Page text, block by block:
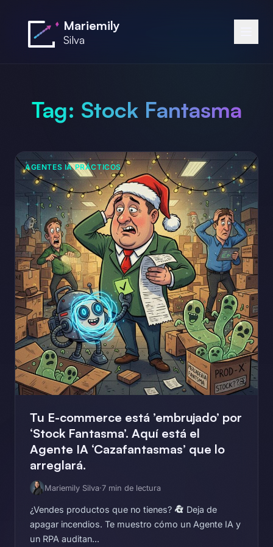
Mariemily
Silva
Tag: Stock Fantasma
AGENTES IA PRÁCTICOS
Tu E-commerce está ’embrujado’ por
‘Stock Fantasma’. Aquí está el
Agente IA ‘Cazafantasmas’ que lo
arreglará.
Mariemily Silva·7 min de lectura
¿Vendes productos que no tienes?
Deja de
apagar incendios. Te muestro cómo un Agente IA y
un RPA auditan...